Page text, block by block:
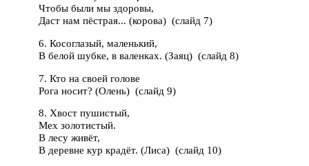
Чтобы были мы здоровы,
Даст нам пёстрая... (корова) (слайд 7)
6. Косоглазый, маленький,
В белой шубке, в валенках. (Заяц) (слайд 8)
7. Кто на своей голове
Рога носит? (Олень) (слайд 9)
8. Хвост пушистый,
Мех золотистый.
В лесу живёт,
В деревне кур крадёт. (Лиса) (слайд 10)